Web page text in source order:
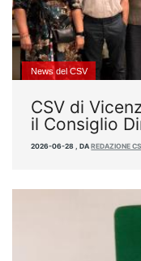
News del CSV
CSV di
il Consiglio
2026-06-28 ,DAREDAZIONE